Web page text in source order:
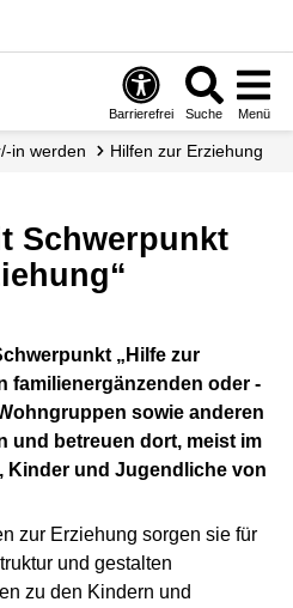
Barrierefrei Suche Menü
in werden Hilfen zur Erziehung
familienergänzenden oder -
sowie anderen
und betreuen dort, meist im
Kinder und Jugendliche von
zur Erziehung sorgen sie für
und gestalten
zu den Kindern und